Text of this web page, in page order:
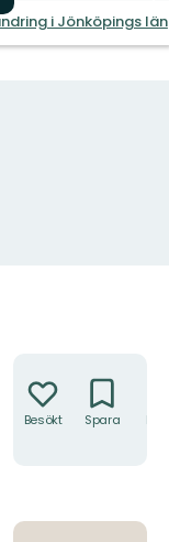
i Jönköpings län
Besökt Spara